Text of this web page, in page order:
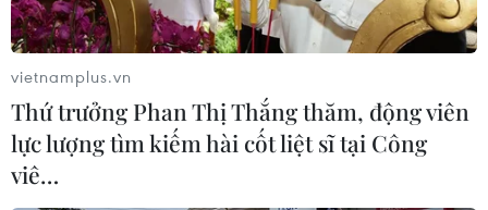
vietnamplus.vn
Thứ trưởng Phan Thị Thắng thăm, động viên
lực lượng tìm kiếm hài cốt liệt sĩ tại Công
viê…